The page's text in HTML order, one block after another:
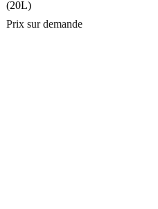
(20L)
Prix sur demande